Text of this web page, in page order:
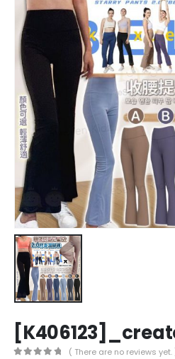
( There are no reviews yet.